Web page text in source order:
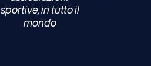
sportive, in tutto il
mondo​